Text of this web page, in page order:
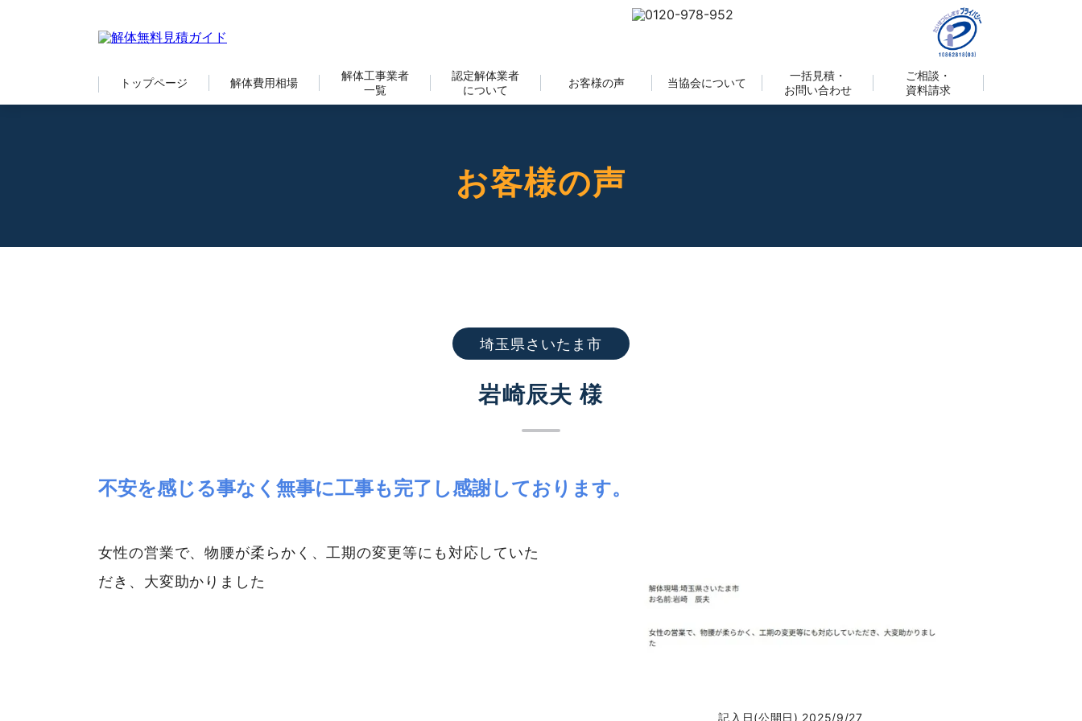
トップページ 解体費用相場
解体工事業者
一覧
認定解体業者
について
お客様の声 当協会について
一括見積・
お問い合わせ
ご相談・
資料請求
お客様の声
埼玉県さいたま市
岩崎辰夫 様
不安を感じる事なく無事に工事も完了し感謝しております。
女性の営業で、物腰が柔らかく、工期の変更等にも対応していた
だき、大変助かりました
記入日(公開日) 2025/9/27